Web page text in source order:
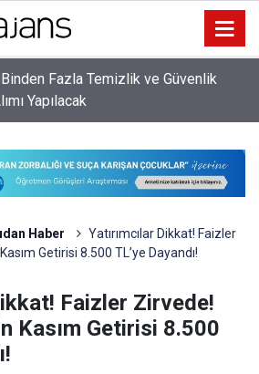
Fazla Temizlik ve Güvenlik
Yapılacak
Haber
Yatırımcılar Dikkat! Faizler
Getirisi 8.500 TL’ye Dayandı!
Faizler Zirvede!
Kasım Getirisi 8.500